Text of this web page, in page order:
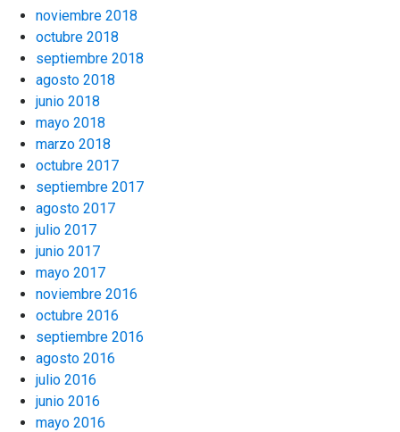
noviembre 2018
octubre 2018
septiembre 2018
agosto 2018
junio 2018
mayo 2018
marzo 2018
octubre 2017
septiembre 2017
agosto 2017
julio 2017
junio 2017
mayo 2017
noviembre 2016
octubre 2016
septiembre 2016
agosto 2016
julio 2016
junio 2016
mayo 2016